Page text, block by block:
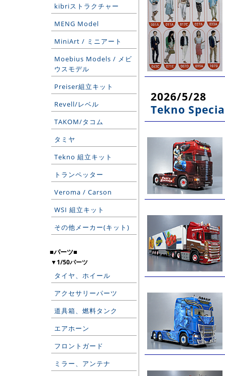
kibriストラクチャー
MENG Model
MiniArt / ミニアート
Moebius Models / メビ
ウスモデル
Preiser組立キット
Revell/レベル
TAKOM/タコム
タミヤ
Tekno 組立キット
トランペッター
Veroma / Carson
WSI 組立キット
その他メーカー(キット)
■パーツ■
▼1/50パーツ
タイヤ、ホイール
アクセサリーパーツ
道具箱、燃料タンク
エアホーン
フロントガード
ミラー、アンテナ
2026/5/28
Tekno